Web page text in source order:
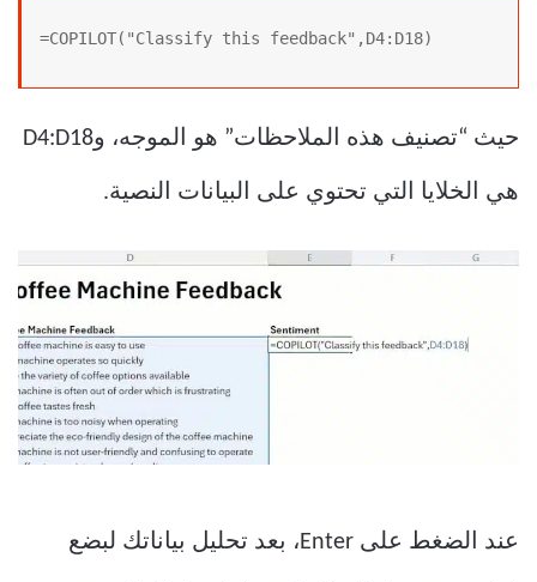
=COPILOT("Classify this feedback",D4:D18)
حيث “تصنيف هذه الملاحظات” هو الموجه، وD4:D18
هي الخلايا التي تحتوي على البيانات النصية.
عند الضغط على Enter، بعد تحليل بياناتك لبضع